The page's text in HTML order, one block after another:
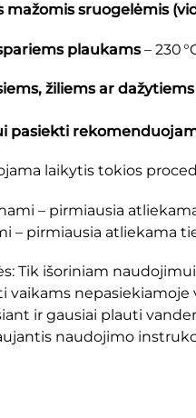
mažomis sruogelėmis
plaukams– 230
žiliems ar
pasiekti
laikytis tokios
– pirmiausia
– pirmiausia atliekama
Tik išoriniam
vaikams
ir gausiai plauti
naudojimo